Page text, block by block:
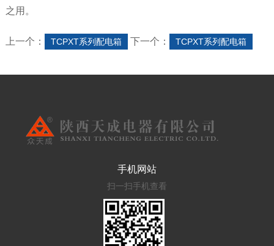
之用。
上一个： TCPXT系列配电箱 下一个： TCPXT系列配电箱
手机网站
扫一扫手机查看